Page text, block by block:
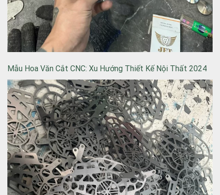
Mẫu Hoa Văn Cắt CNC: Xu Hướng Thiết Kế Nội Thất 2024